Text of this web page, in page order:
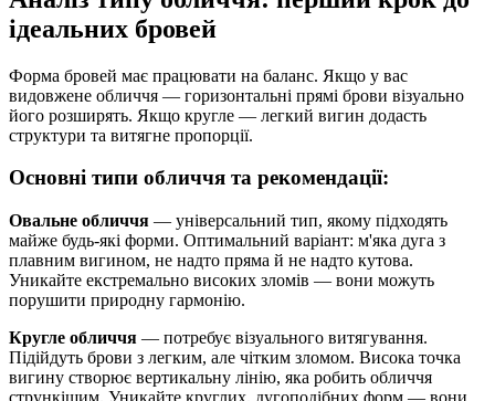
ідеальних бровей
Форма бровей має працювати на баланс. Якщо у вас
видовжене обличчя — горизонтальні прямі брови візуально
його розширять. Якщо кругле — легкий вигин додасть
структури та витягне пропорції.
Основні типи обличчя та рекомендації:
Овальне обличчя — універсальний тип, якому підходять
майже будь-які форми. Оптимальний варіант: м'яка дуга з
плавним вигином, не надто пряма й не надто кутова.
Уникайте екстремально високих зломів — вони можуть
порушити природну гармонію.
Кругле обличчя — потребує візуального витягування.
Підійдуть брови з легким, але чітким зломом. Висока точка
вигину створює вертикальну лінію, яка робить обличчя
стрункішим. Уникайте круглих, дугоподібних форм — вони